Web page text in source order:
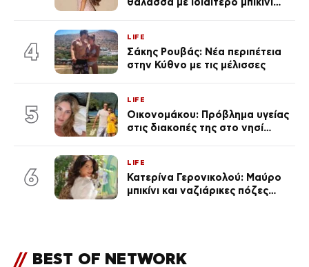
θάλασσα με ιδιαίτερο μπικίνι
4
LIFE
Σάκης Ρουβάς: Νέα περιπέτεια
στην Κύθνο με τις μέλισσες
5
LIFE
Οικονομάκου: Πρόβλημα υγείας
στις διακοπές της στο νησί
6
LIFE
Κατερίνα Γερονικολού: Μαύρο
μπικίνι και ναζιάρικες πόζες
// BEST OF NETWORK